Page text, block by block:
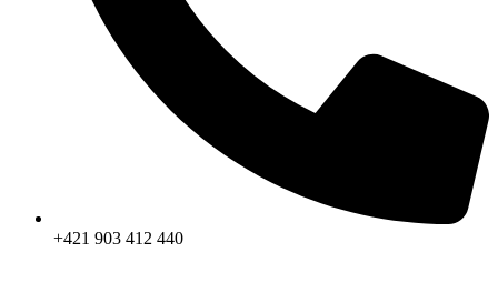
+421 903 412 440